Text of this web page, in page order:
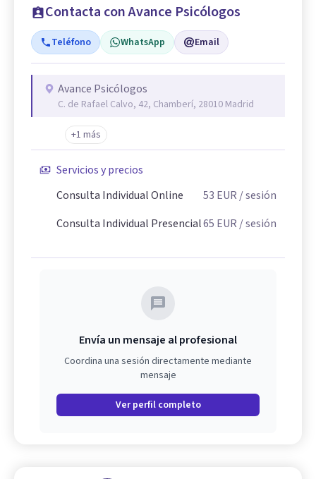
Contacta con Avance Psicólogos
Teléfono WhatsApp Email
Avance Psicólogos
C. de Rafael Calvo, 42, Chamberí, 28010 Madrid
+1 más
Servicios y precios
Consulta Individual Online
53 EUR / sesión
Consulta Individual Presencial65 EUR / sesión
Envía un mensaje al profesional
Coordina una sesión directamente mediante
mensaje
Ver perfil completo